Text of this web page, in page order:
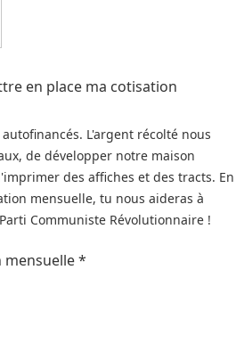
en place ma cotisation
L'argent récolté nous
de développer notre maison
des affiches et des tracts. En
mensuelle, tu nous aideras à
Communiste Révolutionnaire !
*